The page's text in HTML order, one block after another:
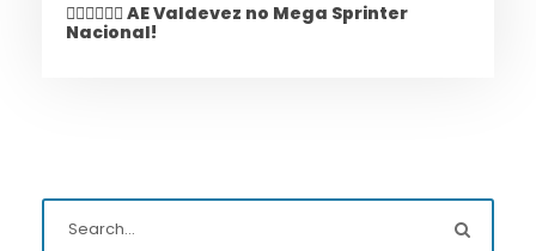
🏃‍♀️🏃‍♂️🏃‍♀️ AE Valdevez no Mega Sprinter
Nacional!